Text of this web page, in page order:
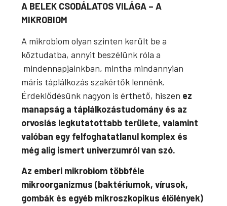
A BELEK CSODÁLATOS VILÁGA – A
MIKROBIOM
A mikrobiom olyan szinten került be a
köztudatba, annyit beszélünk róla a
mindennapjainkban, mintha mindannyian
máris táplálkozás szakértők lennénk.
Érdeklődésünk nagyon is érthető, hiszen ez
manapság a táplálkozástudomány és az
orvoslás legkutatottabb területe, valamint
valóban egy felfoghatatlanul komplex és
még alig ismert univerzumról van szó.
Az emberi mikrobiom többféle
mikroorganizmus (baktériumok, vírusok,
gombák és egyéb mikroszkopikus élőlények)